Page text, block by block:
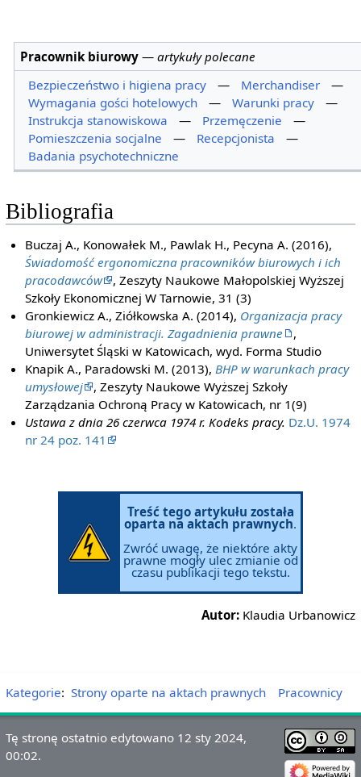
Pracownik biurowy —artykuły polecane
Bezpieczeństwo i higiena pracy
— Merchandiser
—
Wymagania gości hotelowych
— Warunki pracy
—
Instrukcja stanowiskowa
— Przemęczenie
—
Pomieszczenia socjalne
— Recepcjonista
—
Badania psychotechniczne
Bibliografia
Buczaj A., Konowałek M., Pawlak H., Pecyna A. (2016),
Świadomość ergonomiczna pracowników biurowych i ich
pracodawców
, Zeszyty Naukowe Małopolskiej Wyższej
Szkoły Ekonomicznej W Tarnowie, 31 (3)
Gronkiewicz A., Ziółkowska A. (2014), Organizacja pracy
biurowej w administracji. Zagadnienia prawne
,
Uniwersytet Śląski w Katowicach, wyd. Forma Studio
Knapik A., Paradowski M. (2013),BHP w warunkach pracy
umysłowej
, Zeszyty Naukowe Wyższej Szkoły
Zarządzania Ochroną Pracy w Katowicach, nr 1(9)
Ustawa z dnia 26 czerwca 1974 r. Kodeks pracy. Dz.U. 1974
nr 24 poz. 141
Treść tego artykułu została
oparta na aktach prawnych.
Zwróć uwagę, że niektóre akty
prawne mogły ulec zmianie od
czasu publikacji tego tekstu.
Autor: Klaudia Urbanowicz
Kategorie: Strony oparte na aktach prawnych Pracownicy
Tę stronę ostatnio edytowano 12 sty 2024,
00:02.